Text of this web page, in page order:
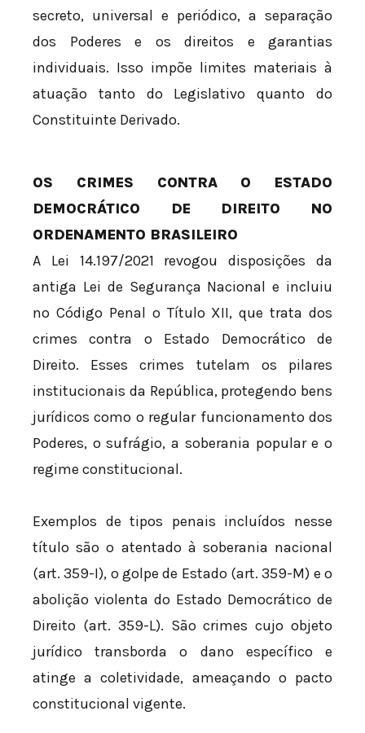
secreto, universal e periódico, a separação
dos Poderes e os direitos e garantias
individuais. Isso impõe limites materiais à
atuação tanto do Legislativo quanto do
Constituinte Derivado.
OS CRIMES CONTRA O ESTADO
DEMOCRÁTICO DE DIREITO NO
ORDENAMENTO BRASILEIRO
A Lei 14.197/2021 revogou disposições da
antiga Lei de Segurança Nacional e incluiu
no Código Penal o Título XII, que trata dos
crimes contra o Estado Democrático de
Direito. Esses crimes tutelam os pilares
institucionais da República, protegendo bens
jurídicos como o regular funcionamento dos
Poderes, o sufrágio, a soberania popular e o
regime constitucional.
Exemplos de tipos penais incluídos nesse
título são o atentado à soberania nacional
(art. 359-I), o golpe de Estado (art. 359-M) e o
abolição violenta do Estado Democrático de
Direito (art. 359-L). São crimes cujo objeto
jurídico transborda o dano específico e
atinge a coletividade, ameaçando o pacto
constitucional vigente.